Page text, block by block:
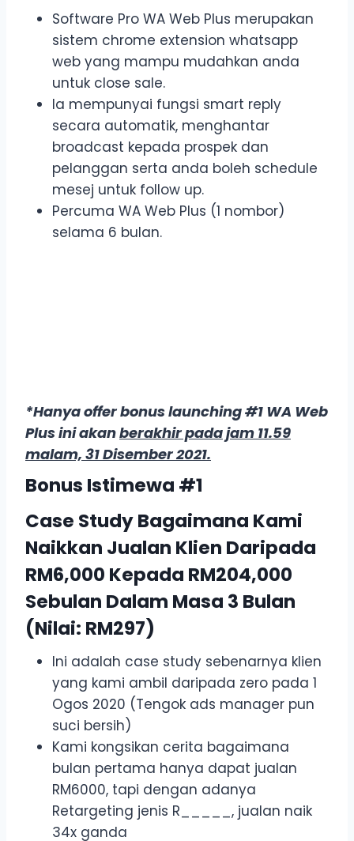
Software Pro WA Web Plus merupakan
sistem chrome extension whatsapp
web yang mampu mudahkan anda
untuk close sale.
Ia mempunyai fungsi smart reply
secara automatik, menghantar
broadcast kepada prospek dan
pelanggan serta anda boleh schedule
mesej untuk follow up.
Percuma WA Web Plus (1 nombor)
selama 6 bulan.
*Hanya offer bonus launching #1 WA Web
Plus ini akanberakhir pada jam 11.59
malam, 31 Disember 2021.
Bonus Istimewa #1
Case Study Bagaimana Kami
Naikkan Jualan Klien Daripada
RM6,000 Kepada RM204,000
Sebulan Dalam Masa 3 Bulan
(Nilai: RM297)
Ini adalah case study sebenarnya klien
yang kami ambil daripada zero pada 1
Ogos 2020 (Tengok ads manager pun
suci bersih)
Kami kongsikan cerita bagaimana
bulan pertama hanya dapat jualan
RM6000, tapi dengan adanya
Retargeting jenis R_____, jualan naik
34x ganda